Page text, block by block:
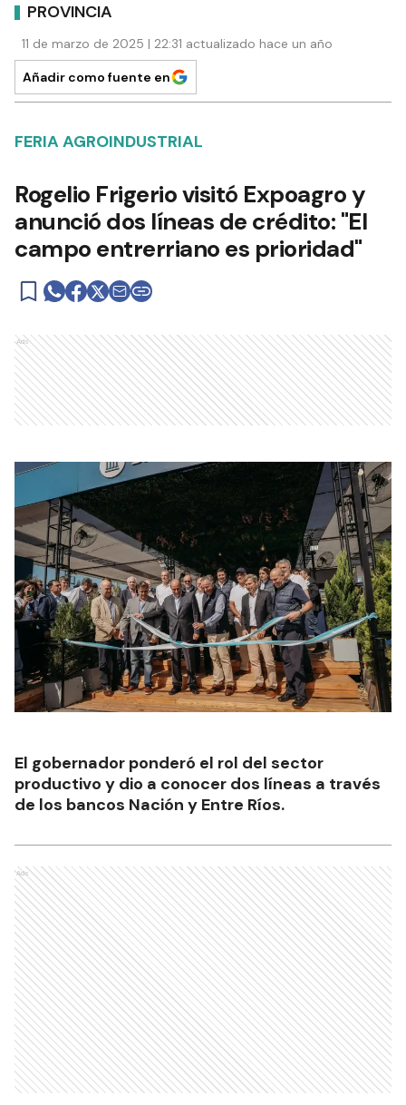
PROVINCIA
11 de marzo de 2025 | 22:31 actualizado hace un año
Añadir como fuente en
FERIA AGROINDUSTRIAL
Rogelio Frigerio visitó Expoagro y
anunció dos líneas de crédito: "El
campo entrerriano es prioridad"
Ads
El gobernador ponderó el rol del sector
productivo y dio a conocer dos líneas a través
de los bancos Nación y Entre Ríos.
Ads